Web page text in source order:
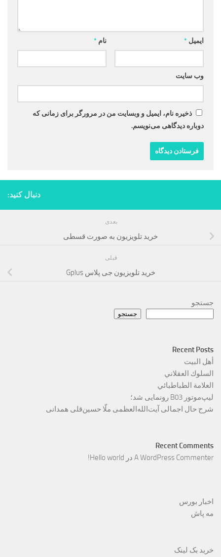
نام * ایمیل *
وب‌ سایت
ذخیره نام، ایمیل و وبسایت من در مرورگر برای زمانی که
دوباره دیدگاهی می‌نویسم.
دنبال کنید:
بعدی
خرید تلویزیون به صورت قسطی
قبلی
خرید تلویزیون جی پلاس Gplus
جستجو
جستجو
Recent Posts
أهل البيت
السلوك العقلاني
العلامة الطباطبائي
لیپ‌موتور B03 رونمایی شد؛
شرح حال اجمالی آیت‌الله‌العظمی ملّا حسین‌قلی همدانی
Recent Comments
A WordPress Commenter در Hello world!
اخبار بورس
مه پاش
خرید بک لینک